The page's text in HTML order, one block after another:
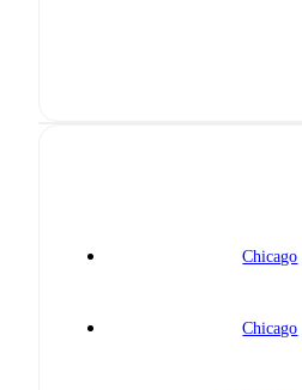
Chicago
Chicago